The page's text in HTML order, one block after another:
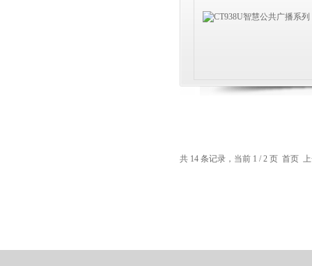
共 14 条记录，当前 1 / 2 页 首页